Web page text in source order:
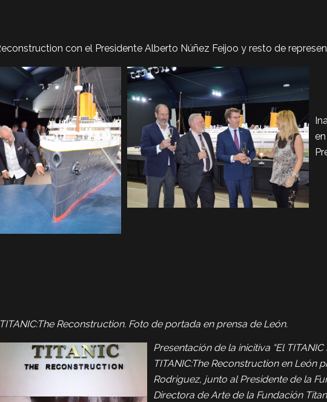
con el Presidente Alberto Núñez Feijoo y resto de
TITANIC:The Reconstruction. Foto de portada en prensa de León.
Presentación de la inicitiva “El
TITANIC:The Reconstruction en León
Rodriguez, junto al Presidente de la
Directora de Arte de la Fundación